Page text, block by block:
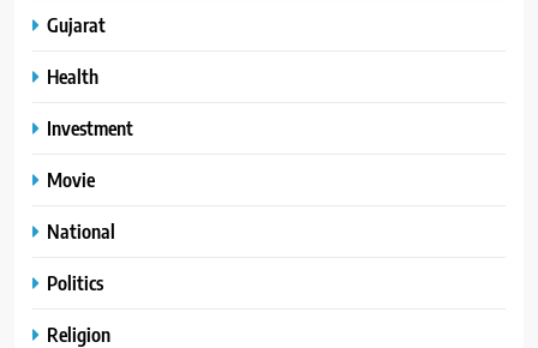
Gujarat
Health
Investment
Movie
National
Politics
Religion